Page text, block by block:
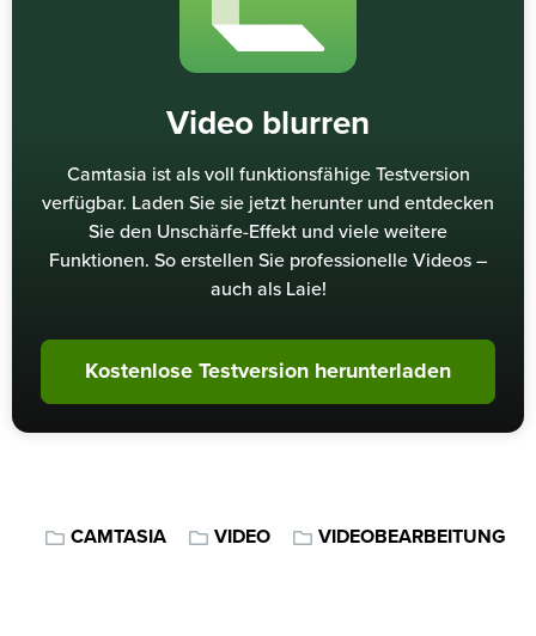
Video blurren
Camtasia ist als voll funktionsfähige Testversion
verfügbar. Laden Sie sie jetzt herunter und entdecken
Sie den Unschärfe-Effekt und viele weitere
Funktionen. So erstellen Sie professionelle Videos –
auch als Laie!
Kostenlose Testversion herunterladen
CAMTASIA VIDEO VIDEOBEARBEITUNG